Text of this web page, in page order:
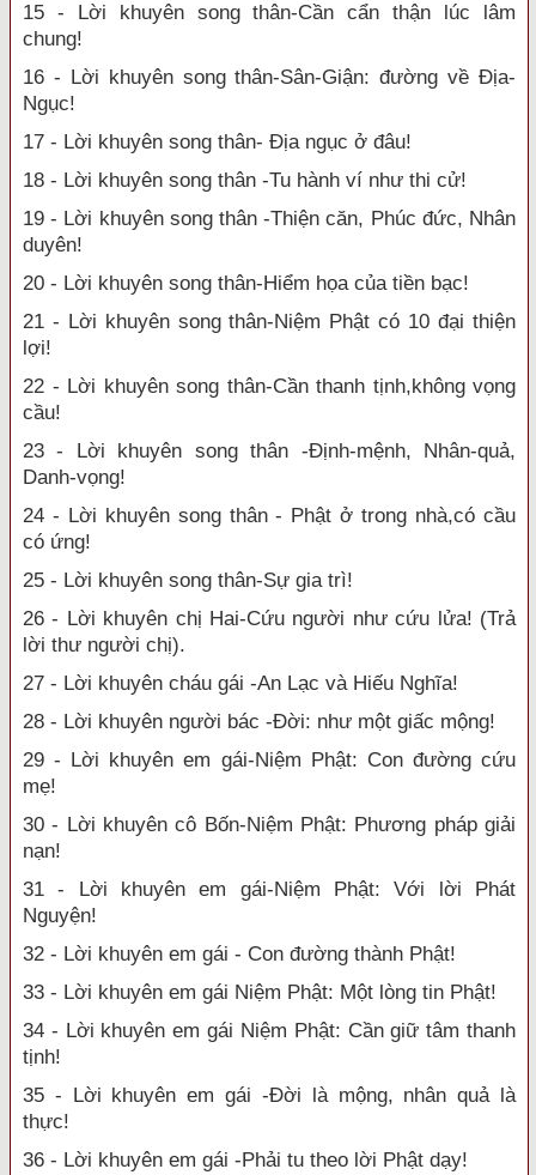
15 - Lời khuyên song thân-Cần cẩn thận lúc lâm
chung!
16 - Lời khuyên song thân-Sân-Giận: đường về Địa-
Ngục!
17 - Lời khuyên song thân- Địa ngục ở đâu!
18 - Lời khuyên song thân -Tu hành ví như thi cử!
19 - Lời khuyên song thân -Thiện căn, Phúc đức, Nhân
duyên!
20 - Lời khuyên song thân-Hiểm họa của tiền bạc!
21 - Lời khuyên song thân-Niệm Phật có 10 đại thiện
lợi!
22 - Lời khuyên song thân-Cần thanh tịnh,không vọng
cầu!
23 - Lời khuyên song thân -Định-mệnh, Nhân-quả,
Danh-vọng!
24 - Lời khuyên song thân - Phật ở trong nhà,có cầu
có ứng!
25 - Lời khuyên song thân-Sự gia trì!
26 - Lời khuyên chị Hai-Cứu người như cứu lửa! (Trả
lời thư người chị).
27 - Lời khuyên cháu gái -An Lạc và Hiếu Nghĩa!
28 - Lời khuyên người bác -Đời: như một giấc mộng!
29 - Lời khuyên em gái-Niệm Phật: Con đường cứu
mẹ!
30 - Lời khuyên cô Bốn-Niệm Phật: Phương pháp giải
nạn!
31 - Lời khuyên em gái-Niệm Phật: Với lời Phát
Nguyện!
32 - Lời khuyên em gái - Con đường thành Phật!
33 - Lời khuyên em gái Niệm Phật: Một lòng tin Phật!
34 - Lời khuyên em gái Niệm Phật: Cần giữ tâm thanh
tịnh!
35 - Lời khuyên em gái -Đời là mộng, nhân quả là
thực!
36 - Lời khuyên em gái -Phải tu theo lời Phật dạy!